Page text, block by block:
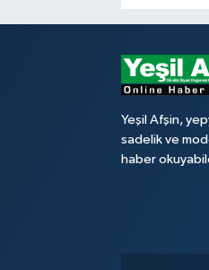
Yeşil Afşin,
sadelik ve
haber